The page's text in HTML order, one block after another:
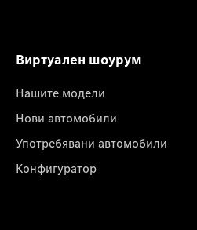
Виртуален шоурум
Нашите модели
Нови автомобили
Употребявани автомобили
Конфигуратор